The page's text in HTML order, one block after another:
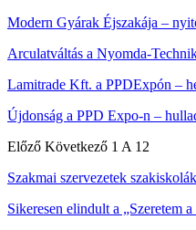
Modern Gyárak Éjszakája –
Arculatváltás a Nyomda-
Lamitrade Kft. a PPDExpón –
Újdonság a PPD Expo-n –
Előző Következő 1 A 12
Szakmai szervezetek szakiskolák
Sikeresen elindult a „Szeretem